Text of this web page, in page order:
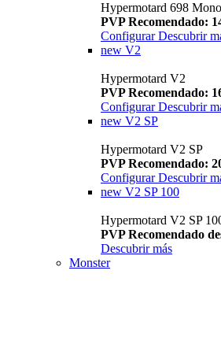
Hypermotard 698
PVP Recomendado:
Configurar Descubrir
new V2
Hypermotard V2
PVP Recomendado:
Configurar Descubrir
new V2 SP
Hypermotard V2 SP
PVP Recomendado:
Configurar Descubrir
new V2 SP 100
Hypermotard V2 SP
PVP Recomendado
Descubrir más
Monster